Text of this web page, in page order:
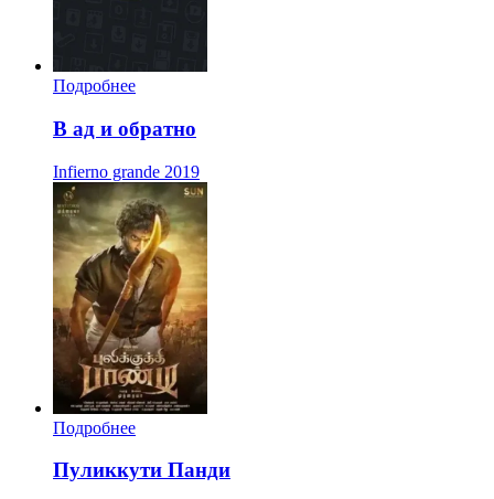
Подробнее
В ад и обратно
Infierno grande 2019
Подробнее
Пуликкути Панди